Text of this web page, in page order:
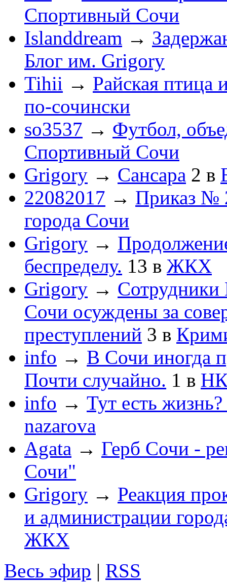
Спортивный Сочи
Islanddream →
Блог им. Grigory
Tihii → Райская птица
по-cочински
so3537 → Футбол,
Спортивный Сочи
Grigory → Сансара 2 в
22082017 → Приказ №
города Сочи
Grigory →
беспределу. 13 в ЖКХ
Grigory →
Сочи осуждены за
преступлений 3 в
info → В Сочи иногда
Почти случайно. 1 в
info → Тут есть
nazarova
Agata → Герб Сочи -
Сочи"
Grigory → Реакция
и администрации
ЖКХ
Весь эфир | RSS